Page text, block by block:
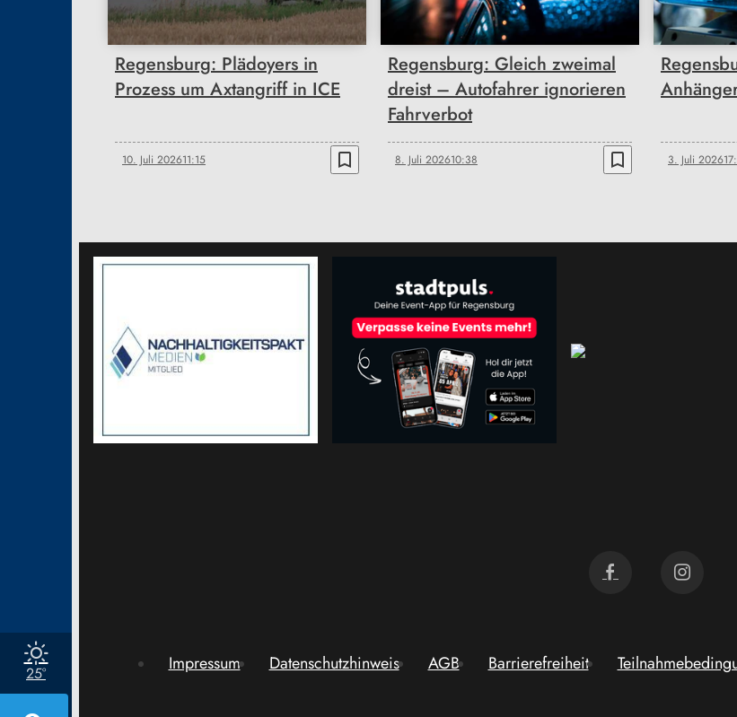
25°
Regensburg: Plädoyers in
Prozess um Axtangriff in ICE
10. Juli 202611:15 bookmark_border
Regensburg: Gleich zweimal
dreist – Autofahrer ignorieren
Fahrverbot
8. Juli 202610:38 bookmark_border 3. Juli 2026
Impressum Datenschutzhinweis AGB Barrierefreiheit